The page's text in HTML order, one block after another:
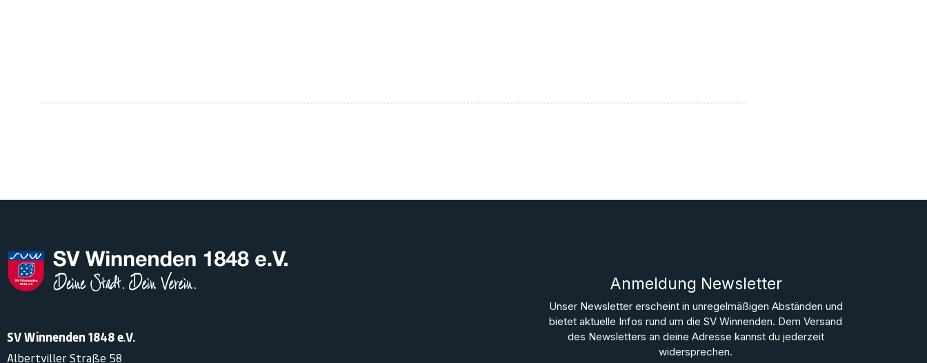
SV Winnenden 1848 e.V.
Albertviller Straße 58
Anmeldung Newsletter
Unser Newsletter erscheint in unregelmäßigen Abständen und
bietet aktuelle Infos rund um die SV Winnenden. Dem Versand
des Newsletters an deine Adresse kannst du jederzeit
widersprechen.